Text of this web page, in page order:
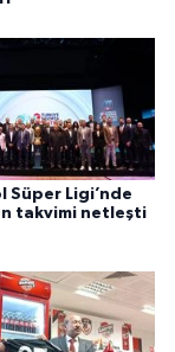
Süper Ligi’nde
takvimi netleşti